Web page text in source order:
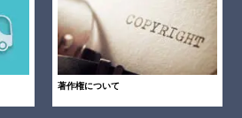
著作権について